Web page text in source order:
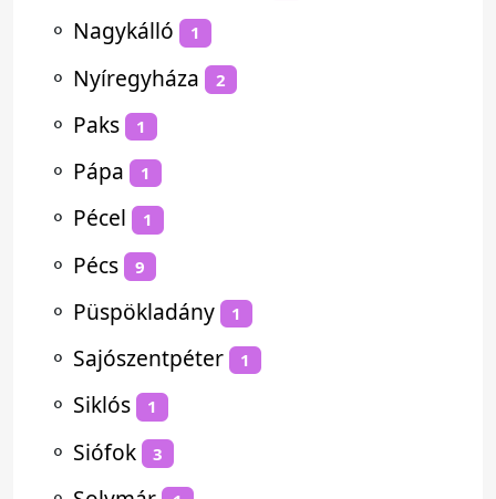
⚬ Nagykálló 1
⚬ Nyíregyháza 2
⚬ Paks 1
⚬ Pápa 1
⚬ Pécel 1
⚬ Pécs 9
⚬ Püspökladány 1
⚬ Sajószentpéter 1
⚬ Siklós 1
⚬ Siófok 3